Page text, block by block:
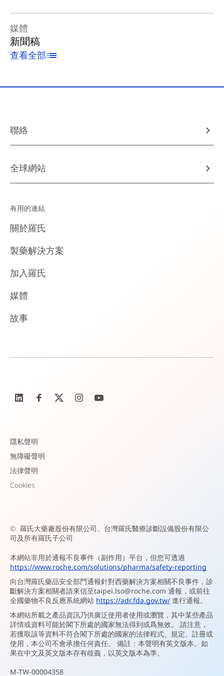
媒體
新聞稿
查看全部
聯絡
全球網站
有用的連結
關於羅氏
製藥解決方案
加入羅氏
媒體
故事
隱私聲明
無障礙聲明
法律聲明
Cookies
© 羅氏大藥廠股份有限公司、台灣羅氏醫療診斷設備股份有限公
司及所有羅氏子公司
本網站非用於通報不良事件（副作用）平台，但您可透過
https://www.roche.com/solutions/pharma/safety-reporting
向台灣羅氏藥品安全部門通報針對西藥解決方案相關不良事件，診
斷解決方案相關者請來信至taipei.lso@roche.com 通報，或前往
全國藥物不良反應系統網站 https://adr.fda.gov.tw/ 進行通報。
本網站所載之產品資訊乃供廣泛使用者使用或瀏覽，其中某些產品
詳情或資料可能於閣下所處的國家無法得到或爲無效。 請注意，
若獲取該等資料不符合閣下所處的國家的法律程式、規定、註冊或
使用，本公司不會承擔任何責任。 備註：本聲明有英文版本。如
果在中文及英文版本存有歧義，以英文版本為準。
M-TW-00004358